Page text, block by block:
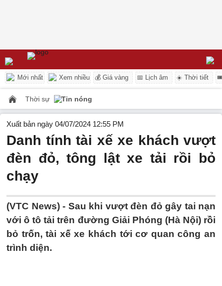
Mới nhất Xem nhiều 💰 Giá vàng 📅 Lịch âm ☀️ Thời tiết
Thời sự Tin nóng
Xuất bản ngày 04/07/2024 12:55 PM
Danh tính tài xế xe khách vượt
đèn đỏ, tông lật xe tải rồi bỏ
chạy
(VTC News) - Sau khi vượt đèn đỏ gây tai nạn
với ô tô tải trên đường Giải Phóng (Hà Nội) rồi
bỏ trốn, tài xế xe khách tới cơ quan công an
trình diện.